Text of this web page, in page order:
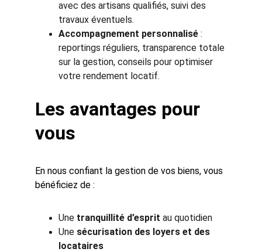
avec des artisans qualifiés, suivi des
travaux éventuels.
Accompagnement personnalisé :
reportings réguliers, transparence totale
sur la gestion, conseils pour optimiser
votre rendement locatif.
Les avantages pour
vous
En nous confiant la gestion de vos biens, vous
bénéficiez de :
Une tranquillité d’esprit au quotidien
Une sécurisation des loyers et des
locataires